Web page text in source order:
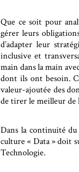
Que ce soit pour
gérer leurs
d’adapter leur
inclusive et
main dans la main
dont ils ont besoin.
valeur-ajoutée des
de tirer le meilleur de
Dans la continuité
culture « Data » doit
Technologie.